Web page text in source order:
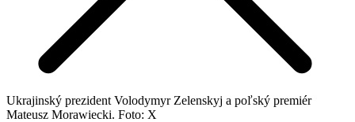
Ukrajinský prezident Volodymyr Zelenskyj a poľský premiér
Mateusz Morawiecki. Foto: X